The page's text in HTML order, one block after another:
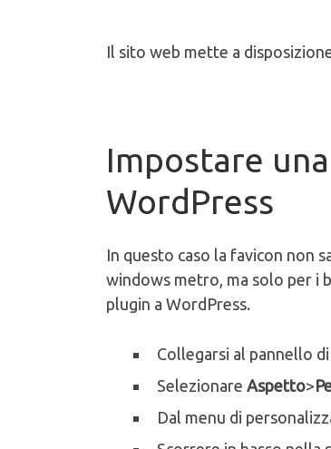
Il sito web mette a
Impostare
WordPress
In questo caso la favicon non
windows metro, ma solo per i
plugin a WordPress.
Collegarsi al pannello
Selezionare Aspetto>
Dal menu di